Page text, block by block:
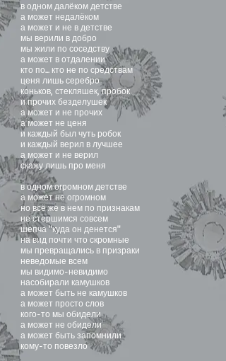
в одном далёком детстве
а может недалёком
а может и не в детстве
мы верили в добро
мы жили по соседству
а может в отдалении
кто по... кто не по средствам
ценя лишь серебро
коньков, стекляшек, пробок
и прочих безделушек
а может и не прочих
а может не ценя
и каждый был чуть робок
и каждый верил в лучшее
а может и не верил
скажу лишь про меня
в одном огромном детстве
а может не огромном
но всё же в нем по признакам
не стершимся совсем
шепча "куда он денется"
на вид почти что скромные
мы превращались в призраки
неведомые всем
мы видимо-невидимо
насобирали камушков
а может быть не камушков
а может просто слов
кого-то мы обидели
а может не обидели
а может быть запомнили
кому-то повезло